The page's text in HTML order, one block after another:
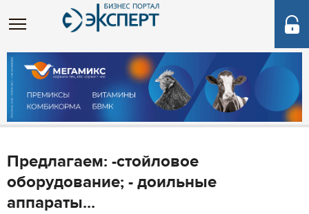
Предлагаем: -стойловое
оборудование; - доильные
аппараты...